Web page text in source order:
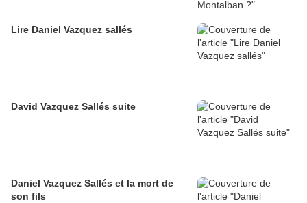
Lire Daniel Vazquez sallés
David Vazquez Sallés suite
Daniel Vazquez Sallés et la mort de
son fils